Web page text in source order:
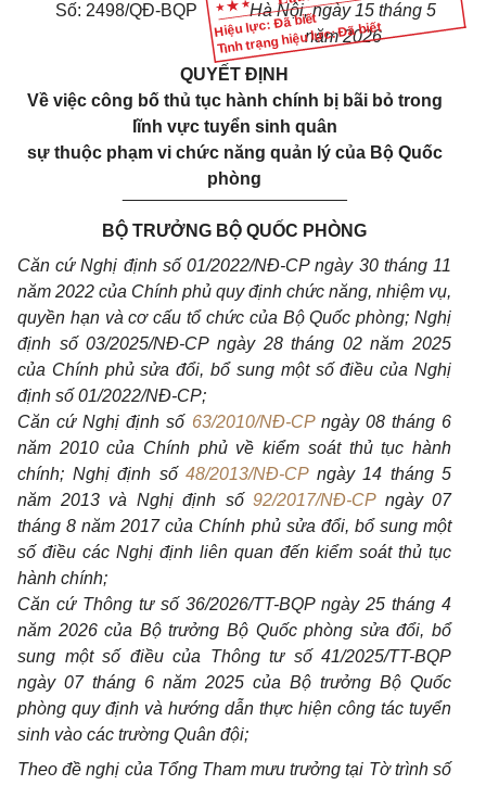
Hiệu lực: Đã biết
Tình trạng hiệu lực: Đã biết
Số: 2498/QĐ-BQP
Hà Nội, ngày 15 tháng 5
năm 2026
QUYẾT ĐỊNH
Về việc công bố thủ tục hành chính bị bãi bỏ trong
lĩnh vực tuyển sinh quân
sự thuộc phạm vi chức năng quản lý của Bộ Quốc
phòng
_______________________
BỘ TRƯỞNG BỘ QUỐC PHÒNG
Căn cứ Nghị định số 01/2022/NĐ-CP ngày 30 tháng 11
năm 2022 của Chính phủ quy định chức năng, nhiệm vụ,
quyền hạn và cơ cấu tổ chức của Bộ Quốc phòng; Nghị
định số 03/2025/NĐ-CP ngày 28 tháng 02 năm 2025
của Chính phủ sửa đổi, bổ sung một số điều của Nghị
định số 01/2022/NĐ-CP;
Căn cứ Nghị định số 63/2010/NĐ-CPngày 08 tháng 6
năm 2010 của Chính phủ về kiểm soát thủ tục hành
chính; Nghị định số 48/2013/NĐ-CPngày 14 tháng 5
năm 2013 và Nghị định số 92/2017/NĐ-CPngày 07
tháng 8 năm 2017 của Chính phủ sửa đổi, bổ sung một
số điều các Nghị định liên quan đến kiểm soát thủ tục
hành chính;
Căn cứ Thông tư số 36/2026/TT-BQP ngày 25 tháng 4
năm 2026 của Bộ trưởng Bộ Quốc phòng sửa đổi, bổ
sung một số điều của Thông tư số 41/2025/TT-BQP
ngày 07 tháng 6 năm 2025 của Bộ trưởng Bộ Quốc
phòng quy định và hướng dẫn thực hiện công tác tuyển
sinh vào các trường Quân đội;
Theo đề nghị của Tổng Tham mưu trưởng tại Tờ trình số